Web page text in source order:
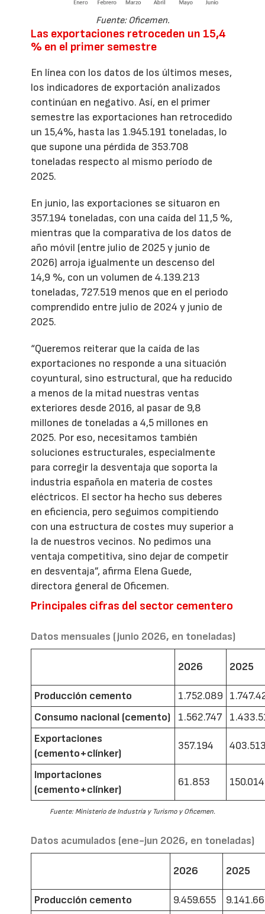
Fuente: Oficemen.
Las exportaciones retroceden un 15,4
% en el primer semestre
En línea con los datos de los últimos meses,
los indicadores de exportación analizados
continúan en negativo. Así, en el primer
semestre las exportaciones han retrocedido
un 15,4%, hasta las 1.945.191 toneladas, lo
que supone una pérdida de 353.708
toneladas respecto al mismo período de
2025.
En junio, las exportaciones se situaron en
357.194 toneladas, con una caída del 11,5 %,
mientras que la comparativa de los datos de
año móvil (entre julio de 2025 y junio de
2026) arroja igualmente un descenso del
14,9 %, con un volumen de 4.139.213
toneladas, 727.519 menos que en el periodo
comprendido entre julio de 2024 y junio de
2025.
“Queremos reiterar que la caída de las
exportaciones no responde a una situación
coyuntural, sino estructural, que ha reducido
a menos de la mitad nuestras ventas
exteriores desde 2016, al pasar de 9,8
millones de toneladas a 4,5 millones en
2025. Por eso, necesitamos también
soluciones estructurales, especialmente
para corregir la desventaja que soporta la
industria española en materia de costes
eléctricos. El sector ha hecho sus deberes
en eficiencia, pero seguimos compitiendo
con una estructura de costes muy superior a
la de nuestros vecinos. No pedimos una
ventaja competitiva, sino dejar de competir
en desventaja”, afirma Elena Guede,
directora general de Oficemen.
Principales cifras del sector cementero
Datos mensuales (junio 2026, en toneladas)
2026 2025
Producción cemento 1.752.089
Consumo nacional (cemento)
1.562.747
Exportaciones
(cemento+clínker)
357.194
Importaciones
(cemento+clínker)
61.853 150.014
Fuente: Ministerio de Industria y Turismo y Oficemen.
Datos acumulados (ene-jun 2026, en toneladas)
2026 2025
Producción cemento 9.459.655